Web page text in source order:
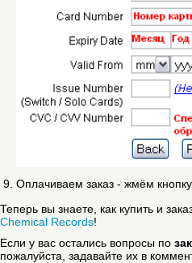
Оплачиваем заказ - жмём
Теперь вы знаете, как купить и
Chemical Records!
Если у вас остались вопросы по
пожалуйста, задавайте их в